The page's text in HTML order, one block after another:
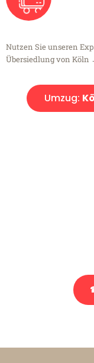
Nutzen Sie unseren
Übersiedlung von Köln
Umzug: